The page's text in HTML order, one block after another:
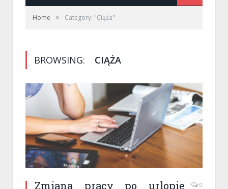
Home » Category: "Ciąża"
BROWSING: CIĄŻA
Zmiana pracy po urlopie
0